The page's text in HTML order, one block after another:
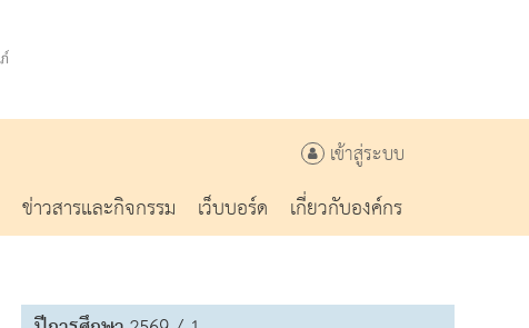
เข้าสู่ระบบ
ข่าวสารและกิจกรรม เว็บบอร์ด
เกี่ยวกับองค์กร